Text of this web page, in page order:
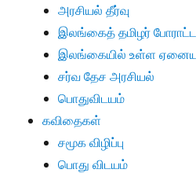
அரசியல் தீர்வு
இலங்கைத் தமிழர்
இலங்கையில் உள்ள ஏனைய
சர்வ தேச அரசியல்
பொதுவிடயம்
கவிதைகள்
சமூக விழிப்பு
பொது விடயம்